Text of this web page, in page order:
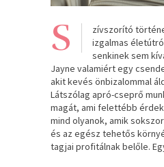
S
zívszorító
izgalmas
senkinek sem
Jayne valamiért egy
akit kevés önbizalommal
Látszólag apró-cseprő
magát, ami felettébb
mind olyanok, amik
és az egész tehetős
tagjai profitálnak belőle.